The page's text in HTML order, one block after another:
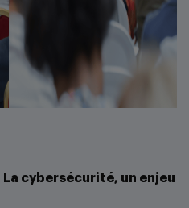
La cybersécurité, un enjeu